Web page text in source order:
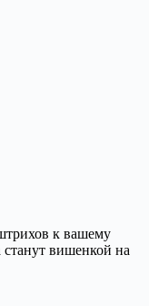
к вашему
станут вишенкой на